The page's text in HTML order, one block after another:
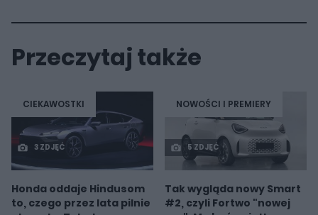
Przeczytaj także
CIEKAWOSTKI
3 ZDJĘĆ
Honda oddaje Hindusom
to, czego przez lata pilnie
NOWOŚCI I PREMIERY
5 ZDJĘĆ
Tak wygląda nowy Smart
#2, czyli Fortwo "nowej